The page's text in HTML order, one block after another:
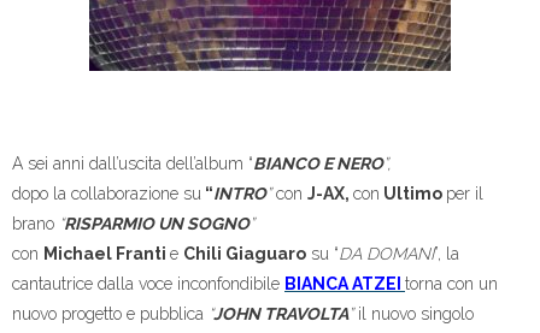
A sei anni dall’uscita dell’album “BIANCO E NERO”,
dopo la collaborazione su “INTRO”con J-AX, con Ultimo per il
brano “RISPARMIO UN SOGNO”
con Michael Franti e Chili Giaguaro su “DA DOMANI”, la
cantautrice dalla voce inconfondibile BIANCA ATZEI torna con un
nuovo progetto e pubblica “JOHN TRAVOLTA”il nuovo singolo